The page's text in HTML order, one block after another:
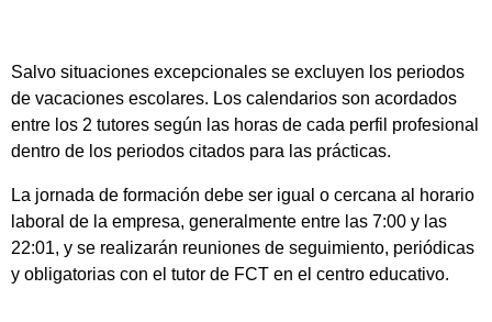
Salvo situaciones excepcionales se excluyen los periodos
de vacaciones escolares. Los calendarios son acordados
entre los 2 tutores según las horas de cada perfil profesional
dentro de los periodos citados para las prácticas.
La jornada de formación debe ser igual o cercana al horario
laboral de la empresa, generalmente entre las 7:00 y las
22:01, y se realizarán reuniones de seguimiento, periódicas
y obligatorias con el tutor de FCT en el centro educativo.